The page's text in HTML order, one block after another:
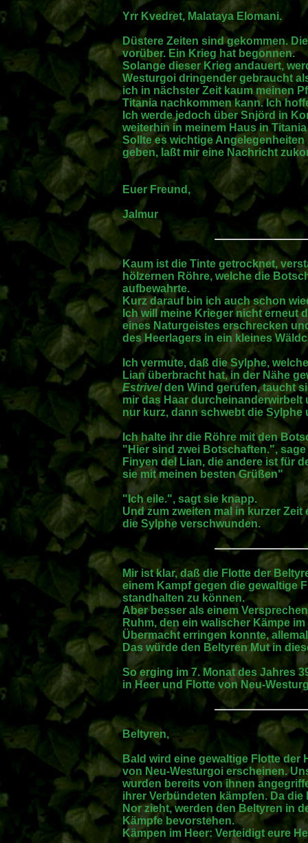
Yrr Kvedret, Malataya Elomani.
Düstere Zeiten sind gekommen.
vorüber. Ein Krieg hat begonnen.
Solange dieser Krieg andauert,
Westurgoi dringender gebraucht
ich in nächster Zeit kaum meinen
Titania nachkommen kann. Ich
Ich werde jedoch über Snjörd in
weiterhin in meinem Haus in
Sollte es wichtige
geben, laßt mir eine Nachricht
Euer Freund,
Jalmur
Kaum ist die Tinte getrocknet,
hölzernen Röhre, welche die
aufbewahrte.
Kurz darauf bin ich auch schon
Ich will meine Krieger nicht erneut
eines Naturgeistes erschrecken
des Heerlagers in ein kleines
Ich vermute, daß die Sylphe,
Lian überbracht hat, in der Nähe
Estrivelden Wind gerufen, taucht
mir das Haar
nur kurz, dann schwebt die Sylphe
Ich halte ihr die Röhre mit den
"Hier sind zwei Botschaften.",
Finyen del Lian, die andere ist für
sie mit meinen besten Grüßen"
"Ich eile.", sagt sie knapp.
Und zum zweiten mal in kurzer
die Sylphe verschwunden.
Mir ist klar, daß die Flotte der
einem Kampf gegen die gewaltige
standhalten zu können.
Aber besser als einem
Ruhm, den ein walischer Kämpe
Übermacht erringen konnte,
Das würde den Beltyren Mut in
So erging im 7. Monat des Jahres
in Heer und Flotte von Neu-
Beltyren,
Bald wird eine gewaltige Flotte
von Neu-Westurgoi erscheinen.
wurden bereits von ihnen
ihrer Verbündeten kämpfen. Da
Nor zieht, werden den Beltyren in
Kämpfe bevorstehen.
Kämpen im Heer: Verteidigt eure